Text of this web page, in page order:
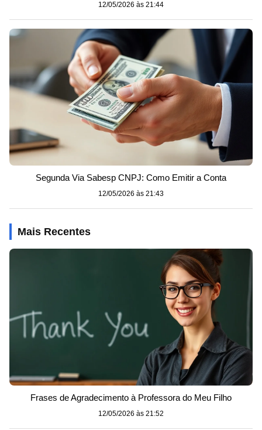
12/05/2026 às 21:44
Segunda Via Sabesp CNPJ: Como Emitir a Conta
12/05/2026 às 21:43
Mais Recentes
Frases de Agradecimento à Professora do Meu Filho
12/05/2026 às 21:52